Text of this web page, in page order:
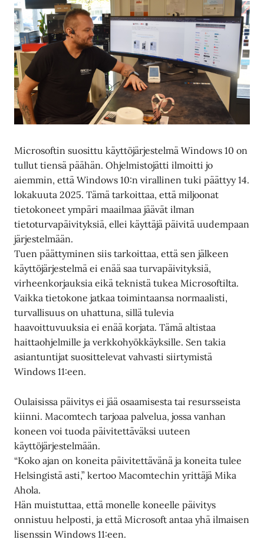
Microsoftin suosittu käyttöjärjestelmä Windows 10 on
tullut tiensä päähän. Ohjelmistojätti ilmoitti jo
aiemmin, että Windows 10:n virallinen tuki päättyy 14.
lokakuuta 2025. Tämä tarkoittaa, että miljoonat
tietokoneet ympäri maailmaa jäävät ilman
tietoturvapäivityksiä, ellei käyttäjä päivitä uudempaan
järjestelmään.
Tuen päättyminen siis tarkoittaa, että sen jälkeen
käyttöjärjestelmä ei enää saa turvapäivityksiä,
virheenkorjauksia eikä teknistä tukea Microsoftilta.
Vaikka tietokone jatkaa toimintaansa normaalisti,
turvallisuus on uhattuna, sillä tulevia
haavoittuvuuksia ei enää korjata. Tämä altistaa
haittaohjelmille ja verkkohyökkäyksille. Sen takia
asiantuntijat suosittelevat vahvasti siirtymistä
Windows 11:een.
Oulaisissa päivitys ei jää osaamisesta tai resursseista
kiinni. Macomtech tarjoaa palvelua, jossa vanhan
koneen voi tuoda päivitettäväksi uuteen
käyttöjärjestelmään.
“Koko ajan on koneita päivitettävänä ja koneita tulee
Helsingistä asti,” kertoo Macomtechin yrittäjä Mika
Ahola.
Hän muistuttaa, että monelle koneelle päivitys
onnistuu helposti, ja että Microsoft antaa yhä ilmaisen
lisenssin Windows 11:een.